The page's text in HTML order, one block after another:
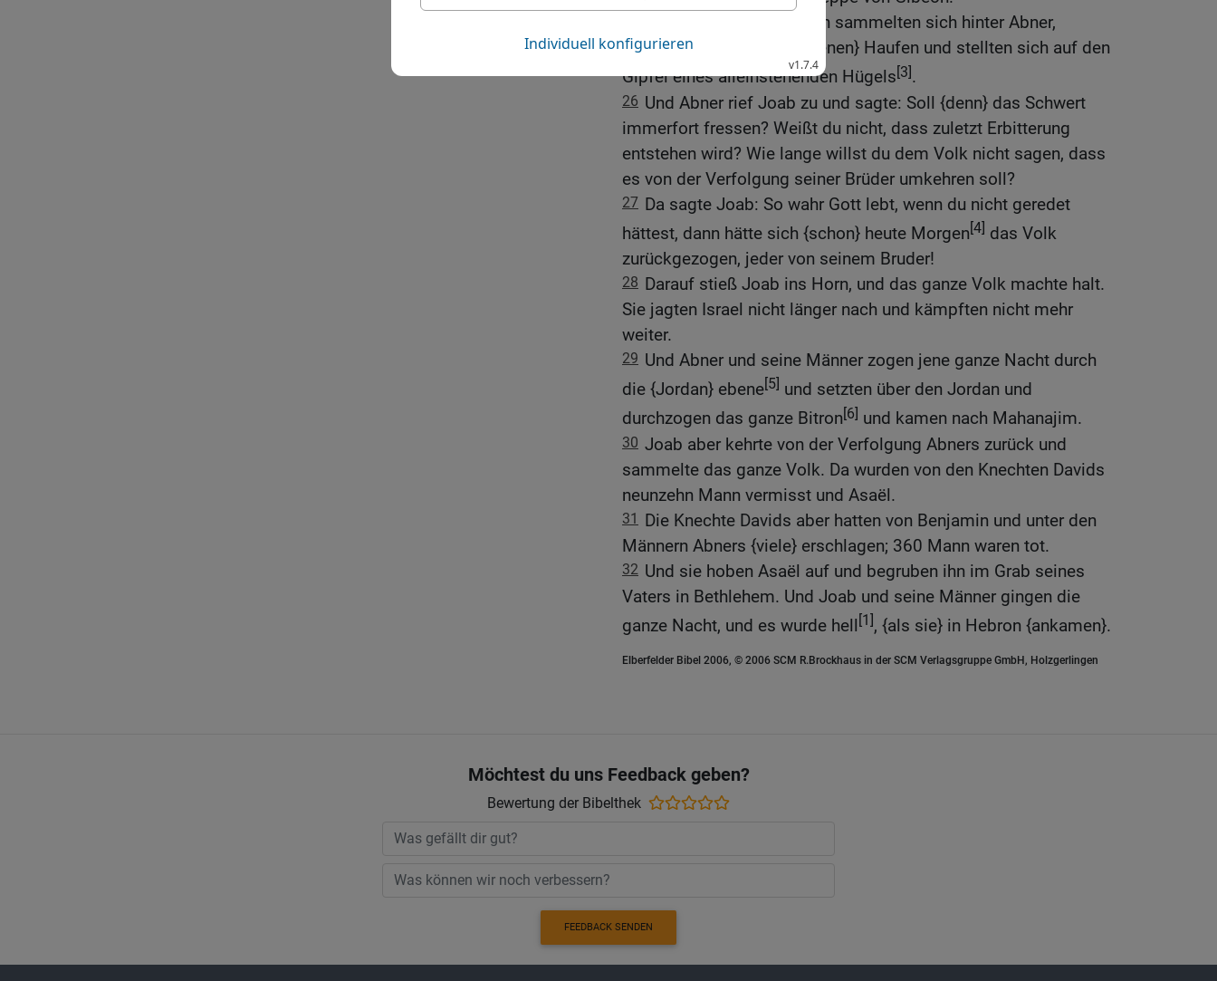
Und die Söhne Benjamin sammelten sich hinter Abner,
bildeten einen {geschlossenen} Haufen und stellten sich auf den
Gipfel eines alleinstehenden Hügels[3].
26 Und Abner rief Joab zu und sagte: Soll {denn} das Schwert
immerfort fressen? Weißt du nicht, dass zuletzt Erbitterung
entstehen wird? Wie lange willst du dem Volk nicht sagen, dass
es von der Verfolgung seiner Brüder umkehren soll?
27 Da sagte Joab: So wahr Gott lebt, wenn du nicht geredet
hättest, dann hätte sich {schon} heute Morgen[4] das Volk
zurückgezogen, jeder von seinem Bruder!
28 Darauf stieß Joab ins Horn, und das ganze Volk machte halt.
Sie jagten Israel nicht länger nach und kämpften nicht mehr
weiter.
29 Und Abner und seine Männer zogen jene ganze Nacht durch
die {Jordan} ebene[5] und setzten über den Jordan und
durchzogen das ganze Bitron[6] und kamen nach Mahanajim.
30 Joab aber kehrte von der Verfolgung Abners zurück und
sammelte das ganze Volk. Da wurden von den Knechten Davids
neunzehn Mann vermisst und Asaël.
31 Die Knechte Davids aber hatten von Benjamin und unter den
Männern Abners {viele} erschlagen; 360 Mann waren tot.
32 Und sie hoben Asaël auf und begruben ihn im Grab seines
Vaters in Bethlehem. Und Joab und seine Männer gingen die
ganze Nacht, und es wurde hell [1], {als sie} in Hebron {ankamen}.
Elberfelder Bibel 2006, © 2006 SCM R.Brockhaus in der SCM Verlagsgruppe GmbH, Holzgerlingen
Möchtest du uns Feedback geben?
Bewertung der Bibelthek
FEEDBACK SENDEN